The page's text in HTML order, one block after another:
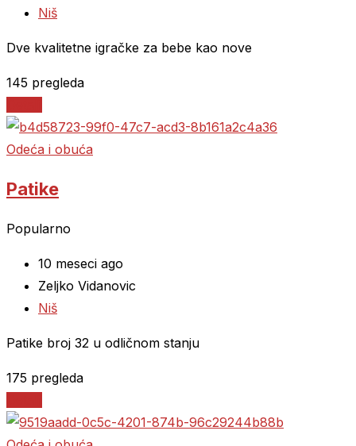
Niš
Dve kvalitetne igračke za bebe kao nove
145 pregleda
Odeća i obuća
Patike
Popularno
10 meseci ago
Zeljko Vidanovic
Niš
Patike broj 32 u odličnom stanju
175 pregleda